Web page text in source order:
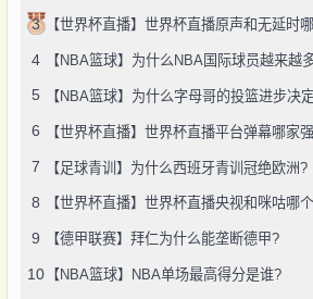
3 【世界杯直播】世界杯直播原声和无延时
4 【NBA篮球】为什么NBA国际球员越来越
5 【NBA篮球】为什么字母哥的投篮进步决
6 【世界杯直播】世界杯直播平台弹幕哪家
7 【足球青训】为什么西班牙青训冠绝欧洲?
8 【世界杯直播】世界杯直播央视和咪咕哪
9 【德甲联赛】拜仁为什么能垄断德甲?
10 【NBA篮球】NBA单场最高得分是谁?